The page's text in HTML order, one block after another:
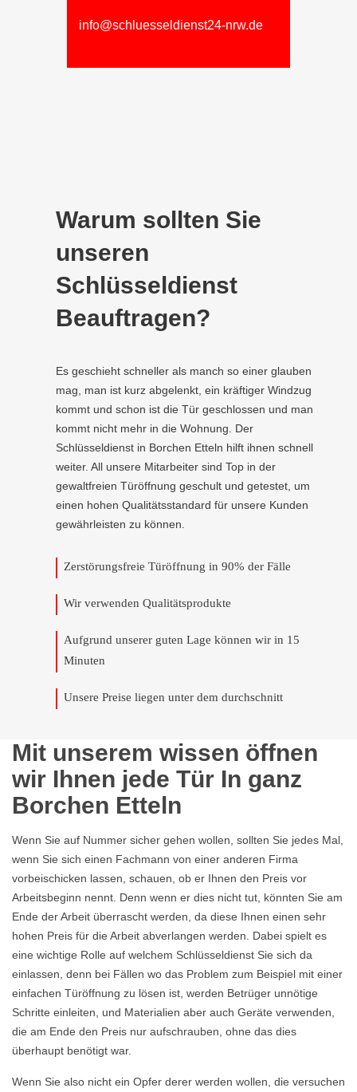
info@schluesseldienst24-nrw.de
Warum sollten Sie
unseren
Schlüsseldienst
Beauftragen?
Es geschieht schneller als manch so einer glauben
mag, man ist kurz abgelenkt, ein kräftiger Windzug
kommt und schon ist die Tür geschlossen und man
kommt nicht mehr in die Wohnung. Der
Schlüsseldienst in Borchen Etteln hilft ihnen schnell
weiter. All unsere Mitarbeiter sind Top in der
gewaltfreien Türöffnung geschult und getestet, um
einen hohen Qualitätsstandard für unsere Kunden
gewährleisten zu können.
Zerstörungsfreie Türöffnung in 90% der Fälle
Wir verwenden Qualitätsprodukte
Aufgrund unserer guten Lage können wir in 15
Minuten
Unsere Preise liegen unter dem durchschnitt
Mit unserem wissen öffnen
wir Ihnen jede Tür In ganz
Borchen Etteln
Wenn Sie auf Nummer sicher gehen wollen, sollten Sie jedes Mal,
wenn Sie sich einen Fachmann von einer anderen Firma
vorbeischicken lassen, schauen, ob er Ihnen den Preis vor
Arbeitsbeginn nennt. Denn wenn er dies nicht tut, könnten Sie am
Ende der Arbeit überrascht werden, da diese Ihnen einen sehr
hohen Preis für die Arbeit abverlangen werden. Dabei spielt es
eine wichtige Rolle auf welchem Schlüsseldienst Sie sich da
einlassen, denn bei Fällen wo das Problem zum Beispiel mit einer
einfachen Türöffnung zu lösen ist, werden Betrüger unnötige
Schritte einleiten, und Materialien aber auch Geräte verwenden,
die am Ende den Preis nur aufschrauben, ohne das dies
überhaupt benötigt war.
Wenn Sie also nicht ein Opfer derer werden wollen, die versuchen